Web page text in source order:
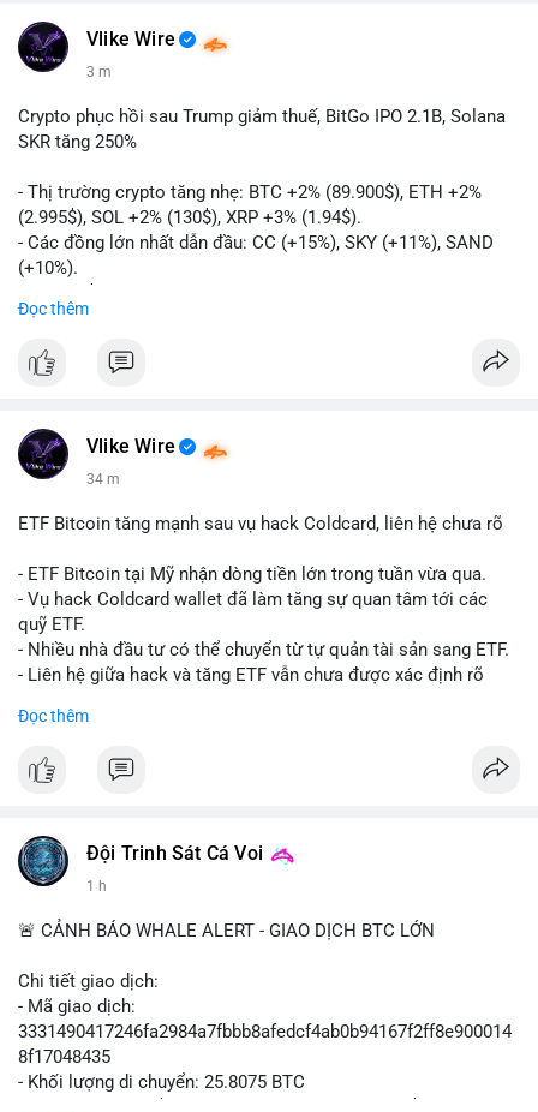
Vlike Wire
3 m
Crypto phục hồi sau Trump giảm thuế, BitGo IPO 2.1B, Solana
SKR tăng 250%
- Thị trường crypto tăng nhẹ: BTC +2% (89.900$), ETH +2%
(2.995$), SOL +2% (130$), XRP +3% (1.94$).
- Các đồng lớn nhất dẫn đầu: CC (+15%), SKY (+11%), SAND
(+10%).
hủy bỏ lệnh thuế EU.
và phân quyền Ethereum.
có sự đồng thuận hai đảng.
- Newrez xem xét Bitcoin và Ethereum trong việc xác định đủ
động.
theo khung mới nghiêm ngặt.
- Tòa án Nga công nhận crypto là tài sản pháp lý, thiết lập tiền
lệ cho các vụ án hình sự và dân sự.
- Trump hy vọng ký luật cơ cấu thị trường crypto sớm, dù vẫn
còn rào cản pháp lý.
tiền trộm được chuyển sang Ethereum.
nhân viên, cho phép nhận phần lương bằng BTC.
#sand
#skr #dvt
$btc $eth $sol $xrp $cc $sky $sand $skr $dvt
📰 Nguồn: Decrypt
Đọc thêm
Vlike Wire
34 m
ETF Bitcoin tăng mạnh sau vụ hack Coldcard, liên hệ chưa rõ
- ETF Bitcoin tại Mỹ nhận dòng tiền lớn trong tuần vừa qua.
- Vụ hack Coldcard wallet đã làm tăng sự quan tâm tới các
quỹ ETF.
- Nhiều nhà đầu tư có thể chuyển từ tự quản tài sản sang ETF.
- Liên hệ giữa hack và tăng ETF vẫn chưa được xác định rõ
#vlikevn #titanbot
Đọc thêm
Đội Trinh Sát Cá Voi
1 h
🚨 CẢNH BÁO WHALE ALERT - GIAO DỊCH BTC LỚN
Chi tiết giao dịch:
- Mã giao dịch:
3331490417246fa2984a7fbbb8afedcf4ab0b94167f2ff8e900014
8f17048435
- Khối lượng di chuyển: 25.8075 BTC